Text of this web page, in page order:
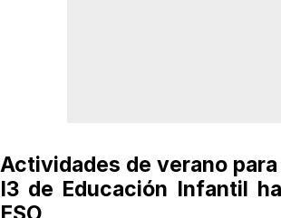
Actividades de verano
I3 de Educación Infantil